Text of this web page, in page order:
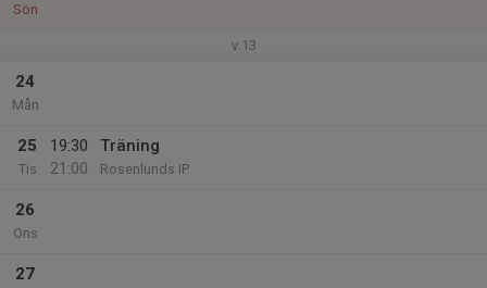
Sön
v.13
24
Mån
25
Tis
19:30
21:00
Träning
Rosenlunds IP
26
Ons
27